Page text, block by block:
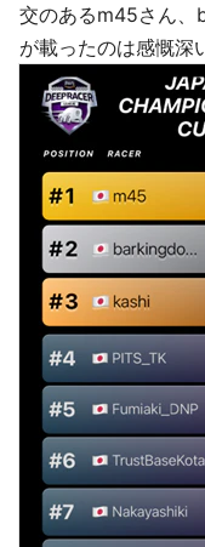
交のあるm45さん
が載ったのは感慨深